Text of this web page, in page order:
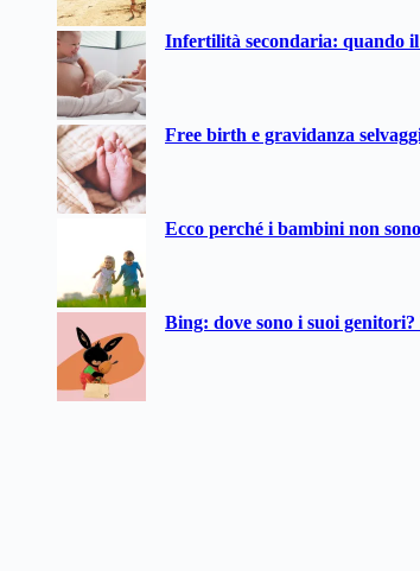
Infertilità secondaria: quando
Free birth e gravidanza
Ecco perché i bambini non
Bing: dove sono i suoi